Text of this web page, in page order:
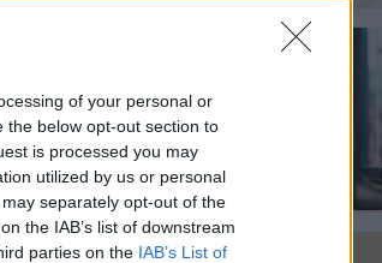
of your personal or
the below opt-out section to
is processed you may
utilized by us or personal
separately opt-out of the
the IAB’s list of downstream
parties on the IAB’s List of